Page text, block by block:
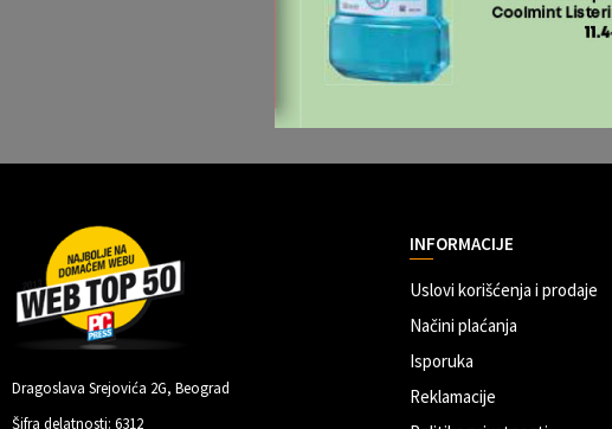
Dragoslava Srejovića 2G, Beograd
Šifra delatnosti: 6312
INFORMACIJE
Uslovi korišćenja i prodaje
Načini plaćanja
Isporuka
Reklamacije